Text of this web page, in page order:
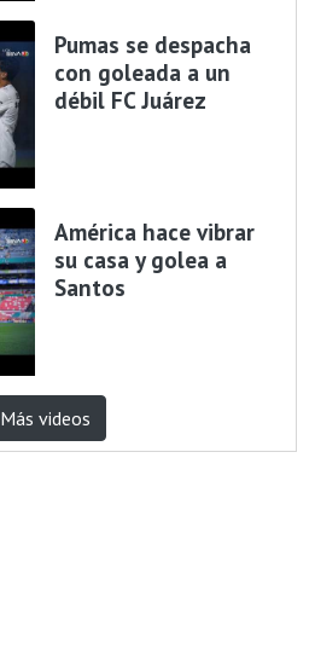
Pumas se despacha
con goleada a un
débil FC Juárez
América hace vibrar
su casa y golea a
Santos
Más videos